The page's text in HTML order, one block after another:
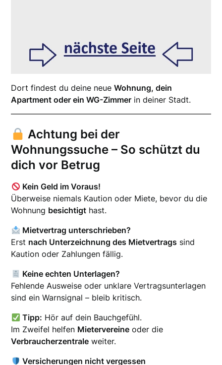
Dort findest du deine neueWohnung, dein
Apartment oder ein WG-Zimmer in deiner Stadt.
Achtung bei der
Wohnungssuche – So schützt du
dich vor Betrug
Kein Geld im Voraus!
Überweise niemals Kaution oder Miete, bevor du die
Wohnung besichtigt hast.
Mietvertrag unterschrieben?
Erst nach Unterzeichnung des Mietvertrags sind
Kaution oder Zahlungen fällig.
Keine echten Unterlagen?
Fehlende Ausweise oder unklare Vertragsunterlagen
sind ein Warnsignal – bleib kritisch.
Tipp: Hör auf dein Bauchgefühl.
Im Zweifel helfen Mietervereine oder die
Verbraucherzentrale weiter.
Versicherungen nicht vergessen